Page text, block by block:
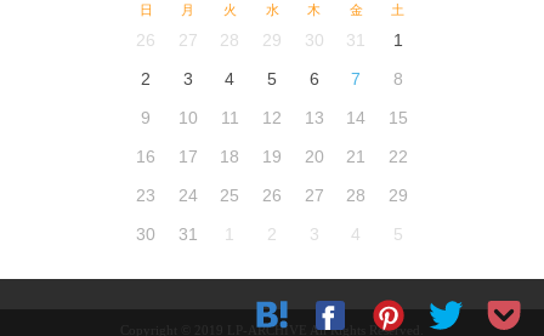
日 月 火 水 木 金 土
26 27 28 29 30 31
1
2
3 4 5 6 7
8
9
10 11 12 13 14
15
16
17 18 19 20 21
22
23
24 25 26 27 28
29
30
31 1 2 3 4 5
Copyright © 2019 LP-ARCHIVE All Rights Reserved.